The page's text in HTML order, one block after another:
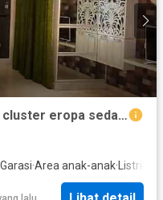
Disewakan rumah full furnish cluster eropa sedayu city
Garasi·Area anak-anak· Listrik